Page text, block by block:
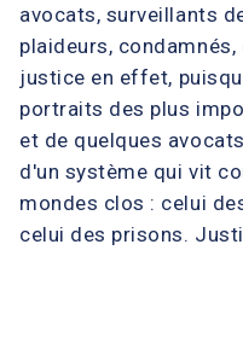
avocats, surveillants
plaideurs, condamnés,
justice en effet,
portraits des plus
et de quelques
d'un système qui vit
mondes clos : celui
celui des prisons.